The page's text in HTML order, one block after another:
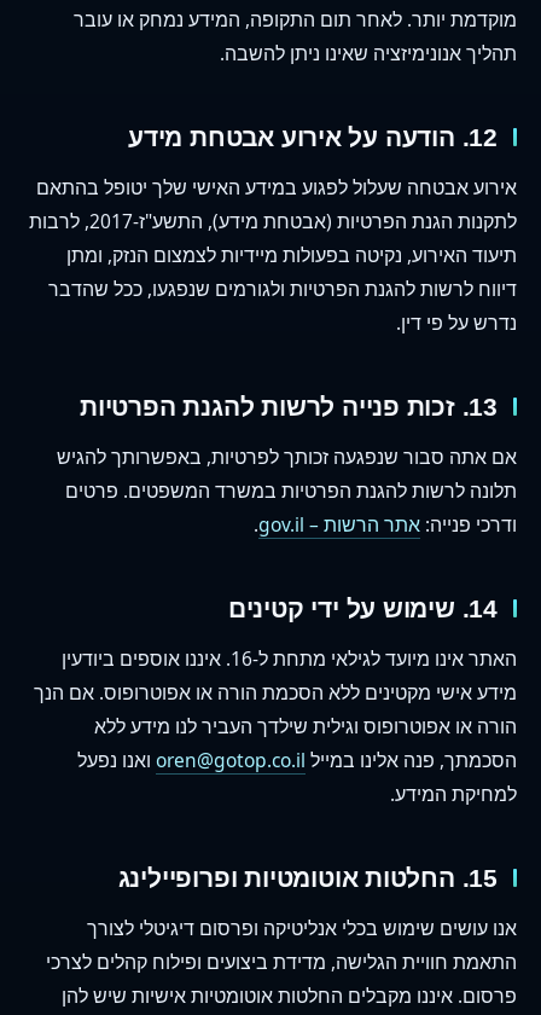
מוקדמת יותר. לאחר תום התקופה, המידע נמחק או עובר
תהליך אנונימיזציה שאינו ניתן להשבה.
12. הודעה על אירוע אבטחת מידע
אירוע אבטחה שעלול לפגוע במידע האישי שלך יטופל בהתאם
לתקנות הגנת הפרטיות (אבטחת מידע), התשע"ז-2017, לרבות
תיעוד האירוע, נקיטה בפעולות מיידיות לצמצום הנזק, ומתן
דיווח לרשות להגנת הפרטיות ולגורמים שנפגעו, ככל שהדבר
נדרש על פי דין.
13. זכות פנייה לרשות להגנת הפרטיות
אם אתה סבור שנפגעה זכותך לפרטיות, באפשרותך להגיש
תלונה לרשות להגנת הפרטיות במשרד המשפטים. פרטים
ודרכי פנייה: אתר הרשות – gov.il .
14. שימוש על ידי קטינים
האתר אינו מיועד לגילאי מתחת ל-16. איננו אוספים ביודעין
מידע אישי מקטינים ללא הסכמת הורה או אפוטרופוס. אם הנך
הורה או אפוטרופוס וגילית שילדך העביר לנו מידע ללא
הסכמתך, פנה אלינו במייל oren@gotop.co.il ואנו נפעל
למחיקת המידע.
15. החלטות אוטומטיות ופרופיילינג
אנו עושים שימוש בכלי אנליטיקה ופרסום דיגיטלי לצורך
התאמת חוויית הגלישה, מדידת ביצועים ופילוח קהלים לצרכי
פרסום. איננו מקבלים החלטות אוטומטיות אישיות שיש להן